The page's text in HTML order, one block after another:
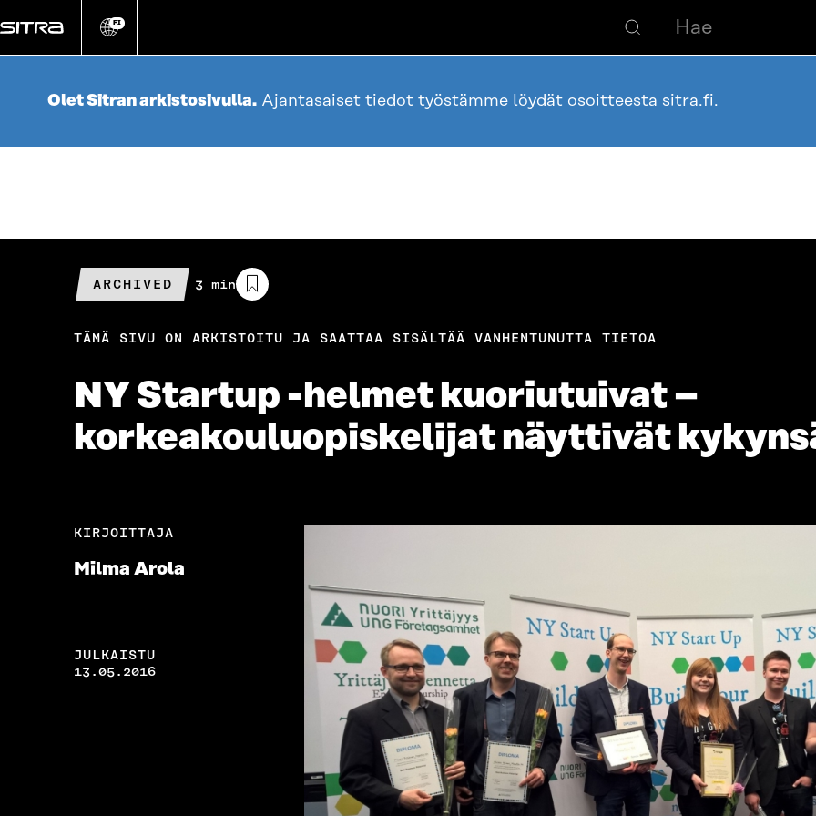
suoraan
Vaihda
kieli
FI
Olet Sitran arkistosivulla. Ajantasaiset tiedot työstämme löydät osoitteesta sitra.fi.
ARCHIVED
Arvioitu
lukuaika
3 min
TÄMÄ SIVU ON ARKISTOITU JA SAATTAA SISÄLTÄÄ VANHENTUNUTTA TIETOA
NY Startup -helmet kuoriutuivat –
korkeakouluopiskelijat näyttivät
KIRJOITTAJA
Milma Arola
JULKAISTU
13.05.2016